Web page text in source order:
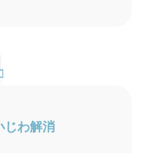
じわ解消